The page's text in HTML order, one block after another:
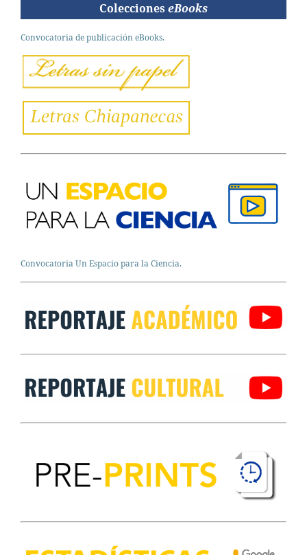
Colecciones eBooks
Convocatoria de publicación eBooks.
Convocatoria Un Espacio para la Ciencia.